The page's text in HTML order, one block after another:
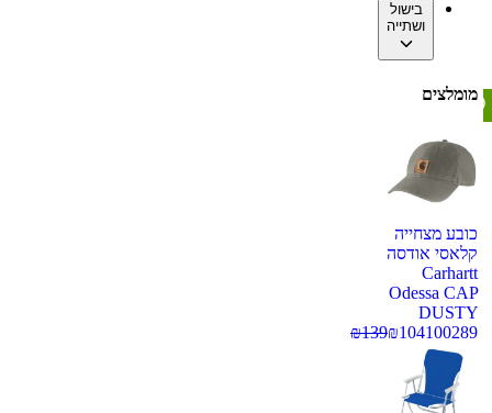
בישול
ושתייה
מומלצים
כובע מצחייה
קלאסי אודסה
Carhartt
Odessa CAP
DUSTY
100289
₪104
₪139